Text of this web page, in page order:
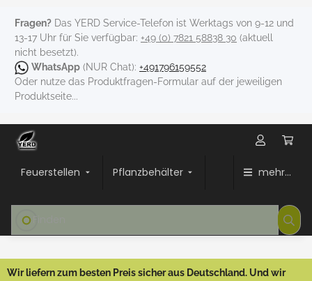
Fragen? Das YERD Service-Telefon ist Werktags von 9-12 und
13-17 Uhr für Sie verfügbar: +49 (0) 7821 58838 30 (aktuell
nicht besetzt).
WhatsApp (NUR Chat): +491796159552
Oder nutze das Produktfragen-Formular auf der jeweiligen
Produktseite...
Feuerstellen Pflanzbehälter mehr...
Wir liefern zum besten Preis sicher aus Deutschland. Und wir